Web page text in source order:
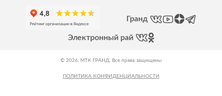
Гранд
Электронный рай
© 2026, МТК ГРАНД. Все права защищены
ПОЛИТИКА КОНФИДЕНЦИАЛЬНОСТИ